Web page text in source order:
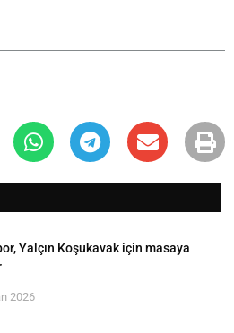
Yalçın Koşukavak için masaya
2026